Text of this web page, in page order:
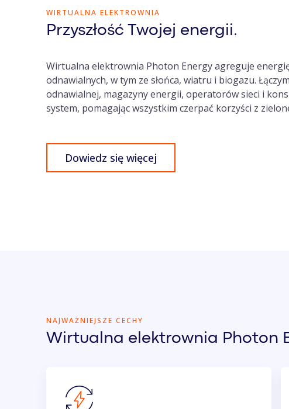
WIRTUALNA ELEKTROWNIA
Przyszłość Twojej energii.
Wirtualna elektrownia Photon Energy agreguje
odnawialnych, w tym ze słońca, wiatru i biogazu.
odnawialnej, magazyny energii, operatorów sieci i
system, pomagając wszystkim czerpać korzyści z
Dowiedz się więcej
NAJWAŻNIEJSZE CECHY
Wirtualna elektrownia Photon